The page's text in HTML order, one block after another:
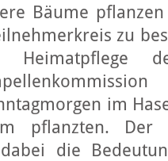
Bäume
zu
Heimatpflege
im
pflanzten. Der
die